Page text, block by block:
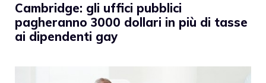
Cambridge: gli uffici pubblici
pagheranno 3000 dollari in più di tasse
ai dipendenti gay